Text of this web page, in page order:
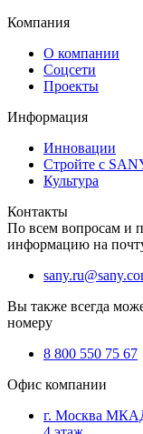
Компания
О компании
Соцсети
Проекты
Информация
Инновации
Стройте с
Культура
Контакты
По всем вопросам и
информацию на
Вы также всегда
номеру
8 800 550 75 67
Офис компании
г. Москва МКАД